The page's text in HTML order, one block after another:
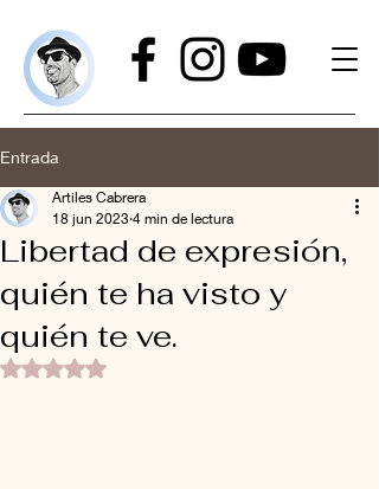
Entrada
Libertad de expresión,
quién te ha visto y
quién te ve.
Artiles Cabrera
18 jun 2023 4 min de lectura
Obtuvo NaN de 5 estrellas.